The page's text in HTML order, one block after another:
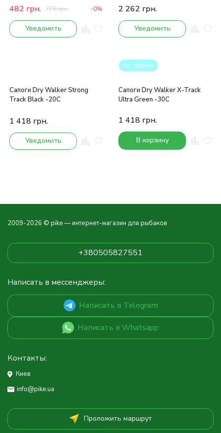
482 грн. 776грн. -0%
Уведомить
2 262 грн.
Уведомить
Сапоги Dry Walker Strong
Track Black -20С
1 418 грн.
Уведомить
топ продаж
Сапоги Dry Walker X-Track
Ultra Green -30С
1 418 грн.
В корзину
2009-2026 © pike — интернет-магазин для рыбаков
+380505827551
Написать в мессенджеры:
Написать в Telegram
Написать в Whatsapp
Контакты:
Киев
info@pike.ua
Проложить маршрут